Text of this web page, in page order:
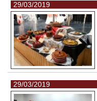
29/03/2019
29/03/2019